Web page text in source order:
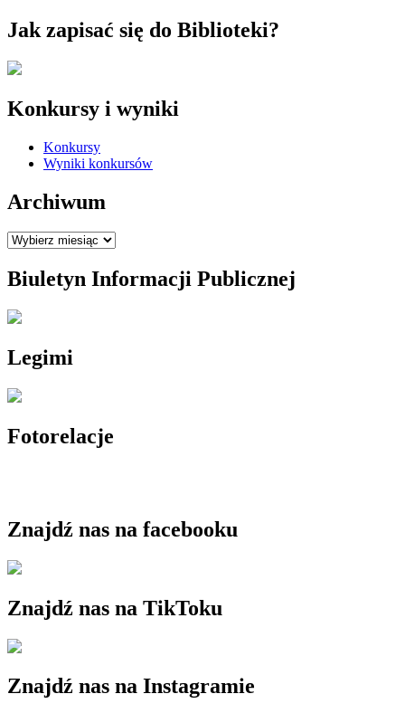
Jak zapisać się do Biblioteki?
Konkursy i wyniki
Konkursy
Wyniki konkursów
Archiwum
Archiwum
Biuletyn Informacji Publicznej
Legimi
Fotorelacje
Znajdź nas na facebooku
Znajdź nas na TikToku
Znajdź nas na Instagramie